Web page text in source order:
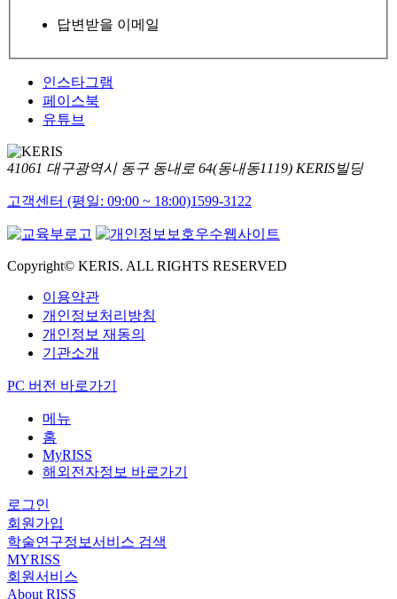
답변받을 이메일
인스타그램
페이스북
유튜브
41061 대구광역시 동구 동내로 64(동내동1119) KERIS빌딩
고객센터 (평일: 09:00 ~ 18:00)1599-3122
Copyright© KERIS. ALL RIGHTS RESERVED
이용약관
개인정보처리방침
개인정보 재동의
기관소개
PC 버전 바로가기
메뉴
홈
MyRISS
해외전자정보 바로가기
로그인
회원가입
학술연구정보서비스 검색
MYRISS
회원서비스
About RISS